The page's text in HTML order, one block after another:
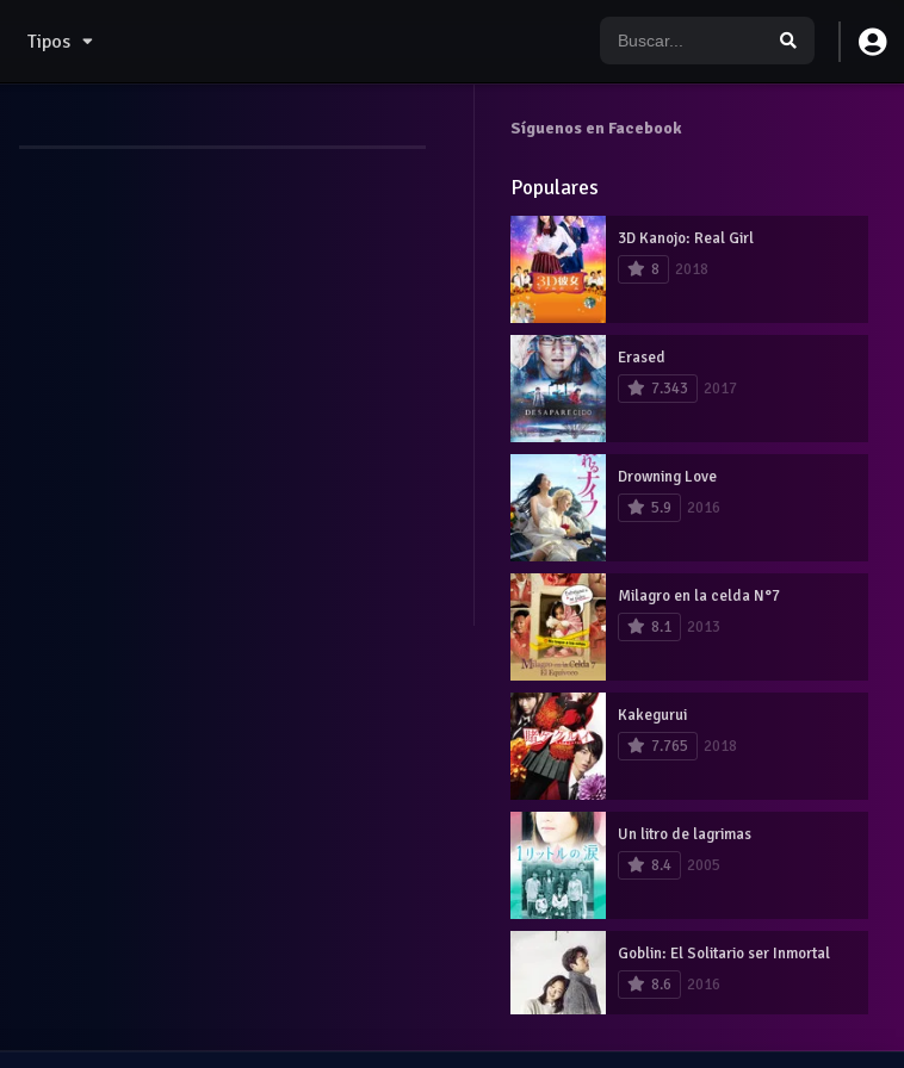
Tipos
Síguenos en Facebook
Populares
3D Kanojo: Real Girl
8
2018
Erased
7.343
2017
Drowning Love
5.9
2016
Milagro en la celda N°7
8.1
2013
Kakegurui
7.765
2018
Un litro de lagrimas
8.4
2005
Goblin: El Solitario ser Inmortal
8.6
2016